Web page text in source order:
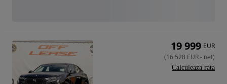
19 999 EUR
(16 528 EUR- net)
Calculeaza rata